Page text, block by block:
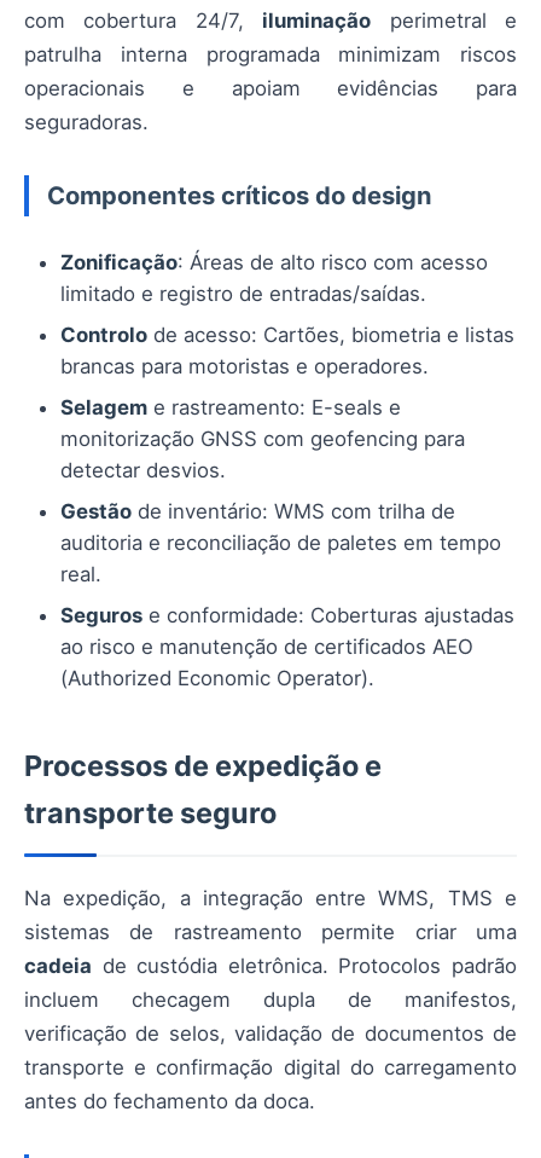
com cobertura 24/7, iluminação perimetral e
patrulha interna programada minimizam riscos
operacionais e apoiam evidências para
seguradoras.
Componentes críticos do design
Zonificação: Áreas de alto risco com acesso
limitado e registro de entradas/saídas.
Controlo de acesso: Cartões, biometria e listas
brancas para motoristas e operadores.
Selagem e rastreamento: E-seals e
monitorização GNSS com geofencing para
detectar desvios.
Gestão de inventário: WMS com trilha de
auditoria e reconciliação de paletes em tempo
real.
Seguros e conformidade: Coberturas ajustadas
ao risco e manutenção de certificados AEO
(Authorized Economic Operator).
Processos de expedição e
transporte seguro
Na expedição, a integração entre WMS, TMS e
sistemas de rastreamento permite criar uma
cadeia de custódia eletrônica. Protocolos padrão
incluem checagem dupla de manifestos,
verificação de selos, validação de documentos de
transporte e confirmação digital do carregamento
antes do fechamento da doca.